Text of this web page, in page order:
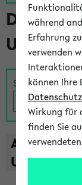
Das
Suche
A B C D E F
U
V
während
Erfahrung
verwenden
können Ihre
Wirkung für
finden Sie